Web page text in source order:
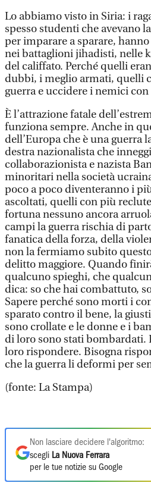
Lo abbiamo visto in Siria: i
spesso studenti che avevano
per imparare a sparare,
nei battaglioni jihadisti, nelle
del califfato. Perché quelli
dubbi, i meglio armati, quelli
guerra e uccidere i nemici
È l’attrazione fatale
funziona sempre. Anche in
dell’Europa che è una guerra
destra nazionalista che
collaborazionista e nazista
minoritari nella società
poco a poco diventeranno i
ascoltati, quelli con più
fortuna nessuno ancora
campi la guerra rischia di
fanatica della forza, della
non la fermiamo subito
delitto maggiore. Quando
qualcuno spieghi, che
dica: so che hai combattuto,
Sapere perché sono morti i
sparato contro il bene, la
sono crollate e le donne e i
di loro sono stati bombardati.
loro rispondere. Bisogna
che la guerra li deformi per
(fonte: La Stampa)
Non lasciare decidere l'algoritmo:
scegli La Nuova Ferrara
per le tue notizie su Google